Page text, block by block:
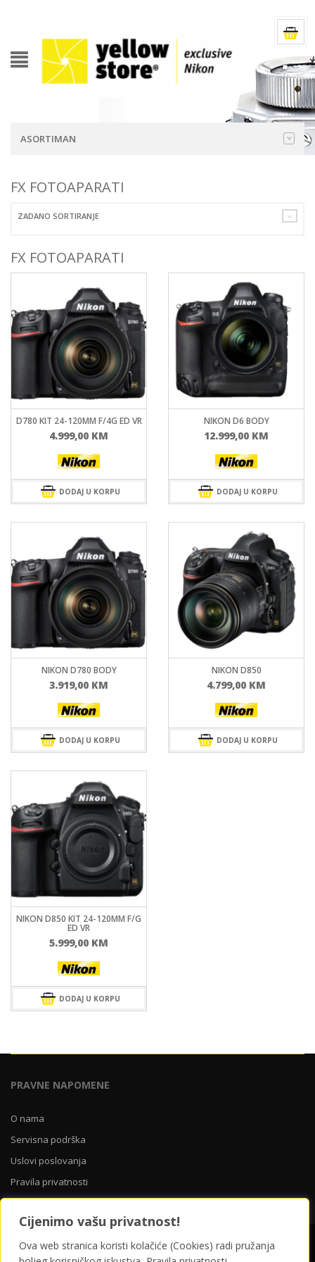
Cijenimo vašu privatnost!
Ova web stranica koristi kolačiće (Cookies) radi pružanja
ASORTIMAN
FX FOTOAPARATI
ZADANO SORTIRANJE
FX FOTOAPARATI
D780 KIT 24-120MM F/4G ED VR
4.999,00 KM
DODAJ U KORPU
NIKON D6 BODY
12.999,00 KM
DODAJ U KORPU
NIKON D780 BODY
3.919,00 KM
DODAJ U KORPU
NIKON D850
4.799,00 KM
DODAJ U KORPU
NIKON D850 KIT 24-120MM F/G
ED VR
5.999,00 KM
DODAJ U KORPU
PRAVNE NAPOMENE
O nama
Servisna podrška
Uslovi poslovanja
Pravila privatnosti
O nama Servisna podrška
Uslovi poslovanja